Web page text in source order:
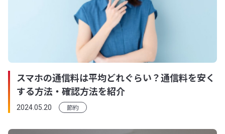
スマホの通信料は平均どれぐらい？通信料を安く
する方法・確認方法を紹介
2024.05.20 節約